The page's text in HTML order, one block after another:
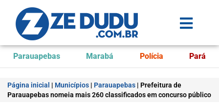
Parauapebas Marabá Polícia Pará
Página inicial | Municípios | Parauapebas | Prefeitura de
Parauapebas nomeia mais 260 classificados em concurso público